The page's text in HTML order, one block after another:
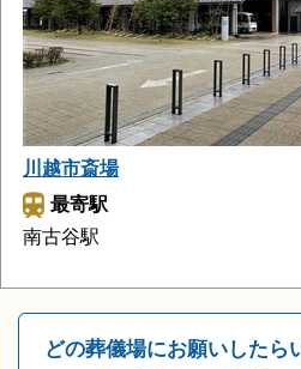
川越市斎場
最寄駅
南古谷駅
どの葬儀場にお願いしたら